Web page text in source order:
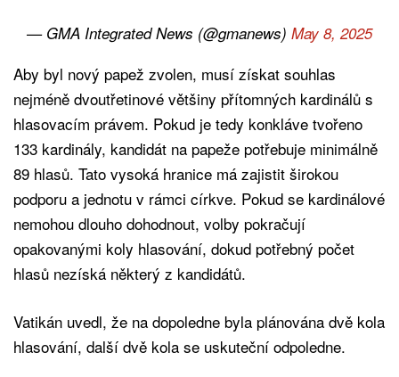
— GMA Integrated News (@gmanews) May 8, 2025
Aby byl nový papež zvolen, musí získat souhlas
nejméně dvoutřetinové většiny přítomných kardinálů s
hlasovacím právem. Pokud je tedy konkláve tvořeno
133 kardinály, kandidát na papeže potřebuje minimálně
89 hlasů. Tato vysoká hranice má zajistit širokou
podporu a jednotu v rámci církve. Pokud se kardinálové
nemohou dlouho dohodnout, volby pokračují
opakovanými koly hlasování, dokud potřebný počet
hlasů nezíská některý z kandidátů.
Vatikán uvedl, že na dopoledne byla plánována dvě kola
hlasování, další dvě kola se uskuteční odpoledne.